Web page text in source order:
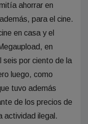
ahorrar en
para el cine.
en casa y el
en
seis por ciento de la
luego, como
tuvo además
de los precios de
actividad ilegal.